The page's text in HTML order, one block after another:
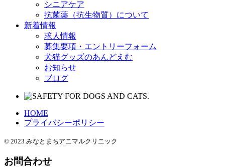
シニアケア
抗菌薬（抗生物質）について
新着情報
求人情報
募集要項・エントリーフォーム
犬猫グッズのあんどえむ
お知らせ
ブログ
HOME
プライバシーポリシー
© 2023 みなとまちアニマルクリニック
お問合わせ